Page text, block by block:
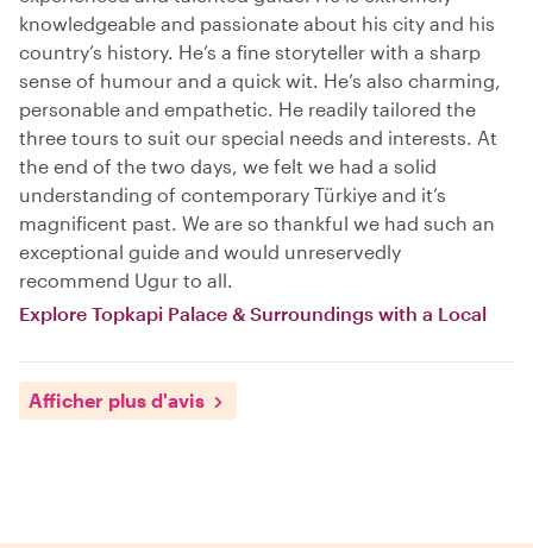
knowledgeable and passionate about his city and his
country’s history. He’s a fine storyteller with a sharp
sense of humour and a quick wit. He’s also charming,
personable and empathetic. He readily tailored the
three tours to suit our special needs and interests. At
the end of the two days, we felt we had a solid
understanding of contemporary Türkiye and it’s
magnificent past. We are so thankful we had such an
exceptional guide and would unreservedly
recommend Ugur to all.
Explore Topkapi Palace & Surroundings with a Local
Afficher plus d'avis